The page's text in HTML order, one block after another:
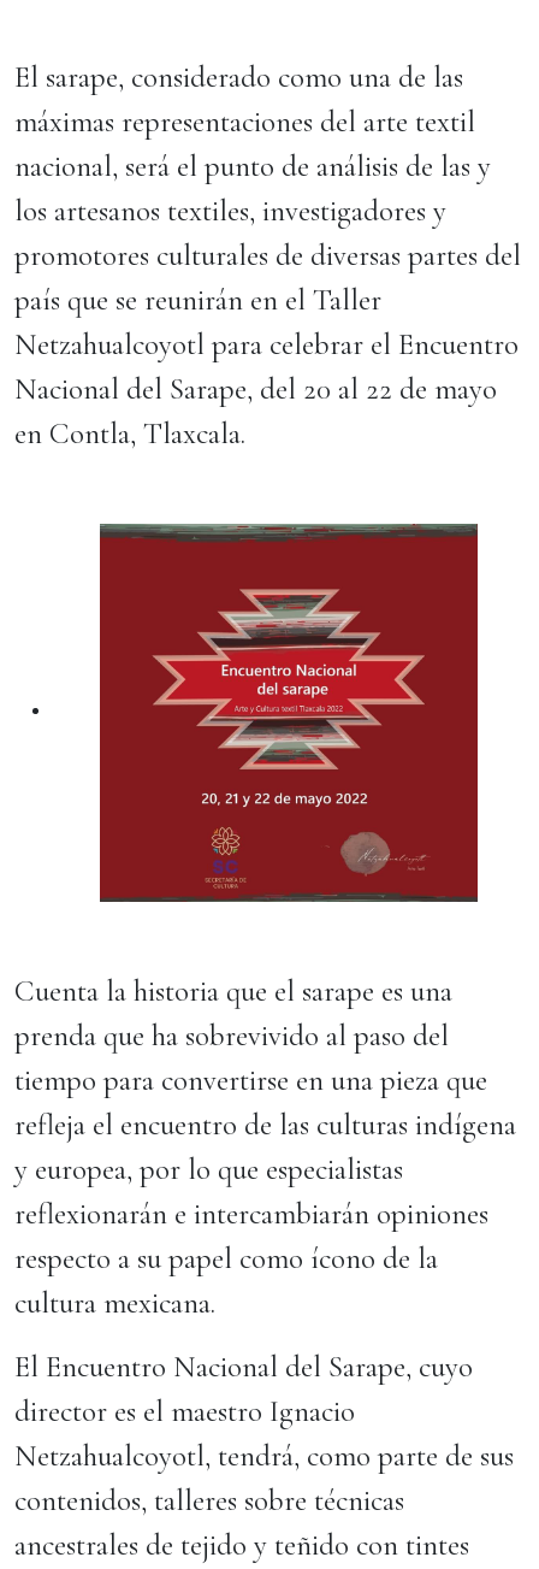
El sarape, considerado como una de las
máximas representaciones del arte textil
nacional, será el punto de análisis de las y
los artesanos textiles, investigadores y
promotores culturales de diversas partes del
país que se reunirán en el Taller
Netzahualcoyotl para celebrar el Encuentro
Nacional del Sarape, del 20 al 22 de mayo
en Contla, Tlaxcala.
Cuenta la historia que el sarape es una
prenda que ha sobrevivido al paso del
tiempo para convertirse en una pieza que
refleja el encuentro de las culturas indígena
y europea, por lo que especialistas
reflexionarán e intercambiarán opiniones
respecto a su papel como ícono de la
cultura mexicana.
El Encuentro Nacional del Sarape, cuyo
director es el maestro Ignacio
Netzahualcoyotl, tendrá, como parte de sus
contenidos, talleres sobre técnicas
ancestrales de tejido y teñido con tintes